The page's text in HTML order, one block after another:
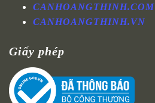
CANHOANGTHINH.COM
CANHOANGTHINH.VN
Giấy phép